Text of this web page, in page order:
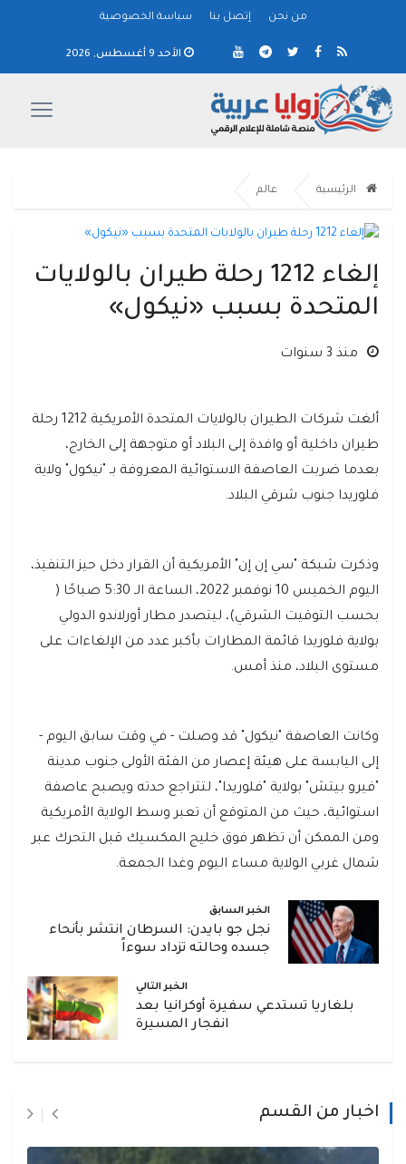
من نحن إتصل بنا سياسة الخصوصية
الأحد 9 أغسطس, 2026
الرئيسية عالم
إلغاء 1212 رحلة طيران بالولايات
المتحدة بسبب «نيكول»
منذ 3 سنوات
ألغت شركات الطيران بالولايات المتحدة الأمريكية 1212 رحلة
طيران داخلية أو وافدة إلى البلاد أو متوجهة إلى الخارج،
بعدما ضربت العاصفة الاستوائية المعروفة بـ "نيكول" ولاية
فلوريدا جنوب شرقي البلاد.
وذكرت شبكة "سي إن إن" الأمريكية أن القرار دخل حيز التنفيذ،
اليوم الخميس 10 نوفمبر 2022، الساعة الـ 5:30 صباحًا (
بحسب التوقيت الشرقي)، ليتصدر مطار أورلاندو الدولي
بولاية فلوريدا قائمة المطارات بأكبر عدد من الإلغاءات على
مستوى البلاد، منذ أمس.
وكانت العاصفة "نيكول" قد وصلت - في وقت سابق اليوم -
إلى اليابسة على هيئة إعصار من الفئة الأولى جنوب مدينة
"فيرو بيتش" بولاية "فلوريدا"، لتتراجع حدته ويصبح عاصفة
استوائية، حيث من المتوقع أن تعبر وسط الولاية الأمريكية
ومن الممكن أن تظهر فوق خليج المكسيك قبل التحرك عبر
شمال غربي الولاية مساء اليوم وغدا الجمعة.
الخبر السابق
نجل جو بايدن: السرطان انتشر بأنحاء
جسده وحالته تزداد سوءاً
الخبر التالي
بلغاريا تستدعي سفيرة أوكرانيا بعد
انفجار المسيرة
اخبار من القسم